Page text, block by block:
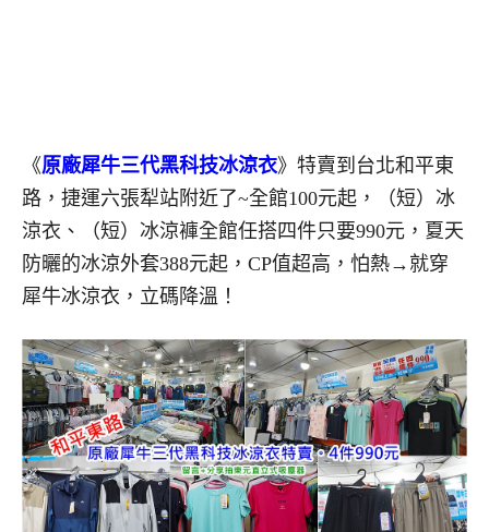
《原廠犀牛三代黑科技冰涼衣》特賣到台北和平東
路，捷運六張犁站附近了~全館100元起，（短）冰
涼衣、（短）冰涼褲全館任搭四件只要990元，夏天
防曬的冰涼外套388元起，CP值超高，怕熱→就穿
犀牛冰涼衣，立碼降溫！